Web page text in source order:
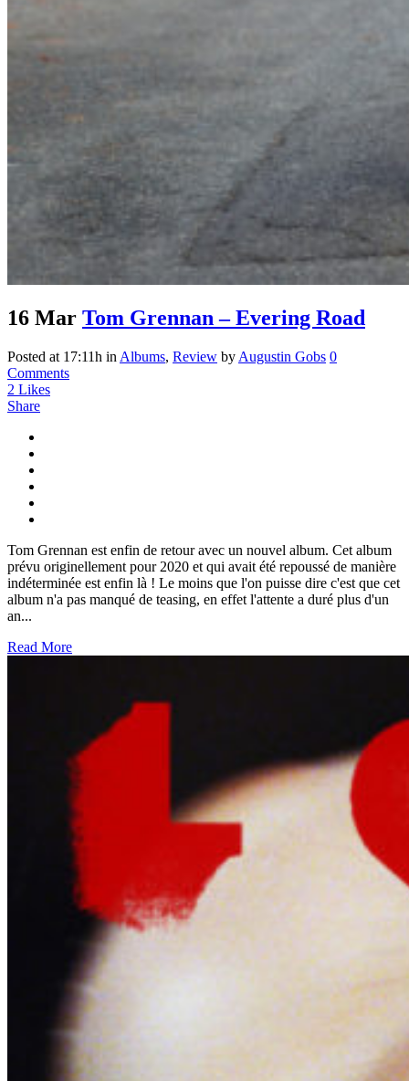
16 Mar Tom Grennan – Evering Road
Posted at 17:11h in Albums, Review by Augustin Gobs 0
Comments
2 Likes
Share
Tom Grennan est enfin de retour avec un nouvel album. Cet album
prévu originellement pour 2020 et qui avait été repoussé de manière
indéterminée est enfin là ! Le moins que l'on puisse dire c'est que cet
album n'a pas manqué de teasing, en effet l'attente a duré plus d'un
an...
Read More